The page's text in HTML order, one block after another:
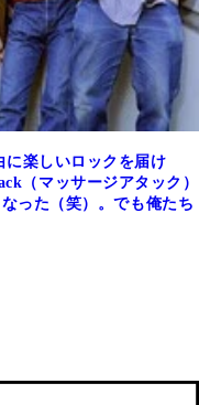
に楽しいロックを届け
（マッサージアタック）
った（笑）。でも俺たち